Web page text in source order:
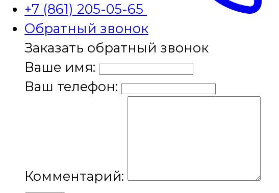
+7 (861) 205-05-65
Обратный звонок
Заказать обратный звонок
Ваше имя:
Ваш телефон:
Комментарий: